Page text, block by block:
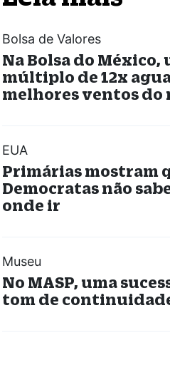
Bolsa de Valores
Na Bolsa do México,
múltiplo de 12x
melhores ventos do
EUA
Primárias mostram
Democratas não
onde ir
Museu
No MASP, uma
tom de